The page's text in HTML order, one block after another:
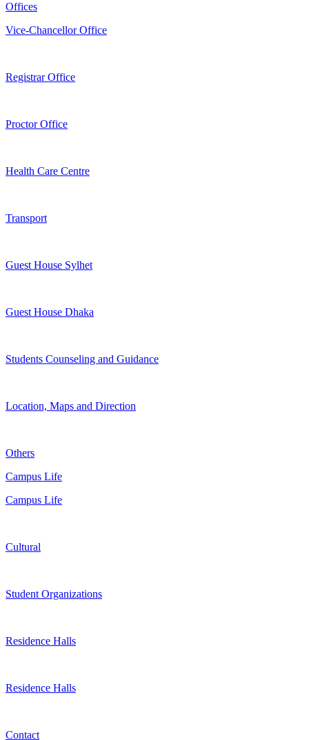
Offices
Vice-Chancellor Office
Registrar Office
Proctor Office
Health Care Centre
Transport
Guest House Sylhet
Guest House Dhaka
Students Counseling and Guidance
Location, Maps and Direction
Others
Campus Life
Campus Life
Cultural
Student Organizations
Residence Halls
Residence Halls
Contact